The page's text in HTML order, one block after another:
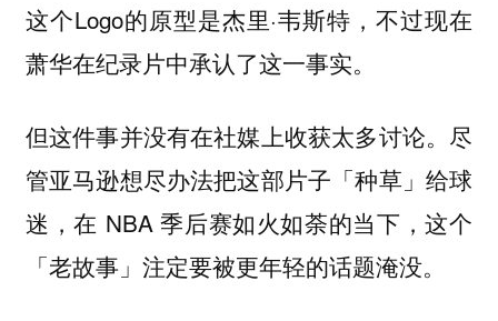
这个Logo的原型是杰里·韦斯特，不过现在
萧华在纪录片中承认了这一事实。
但这件事并没有在社媒上收获太多讨论。尽
管亚马逊想尽办法把这部片子「种草」给球
迷，在 NBA 季后赛如火如荼的当下，这个
「老故事」注定要被更年轻的话题淹没。